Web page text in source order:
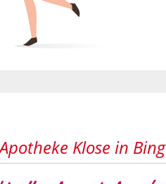
Klose in